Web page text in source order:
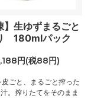
】生ゆずまるごと
180mlパック
円(税88円)
ごと、まるごと搾った
。搾りたてをそのまま